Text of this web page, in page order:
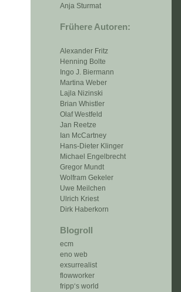
Anja Sturmat
Frühere Autoren:
Alexander Fritz
Henning Bolte
Ingo J. Biermann
Martina Weber
Lajla Nizinski
Brian Whistler
Olaf Westfeld
Jan Reetze
Ian McCartney
Hans-Dieter Klinger
Michael Engelbrecht
Gregor Mundt
Wolfram Gekeler
Uwe Meilchen
Ulrich Kriest
Dirk Haberkorn
Blogroll
ecm
eno web
exsurrealist
flowworker
fripp‘s world